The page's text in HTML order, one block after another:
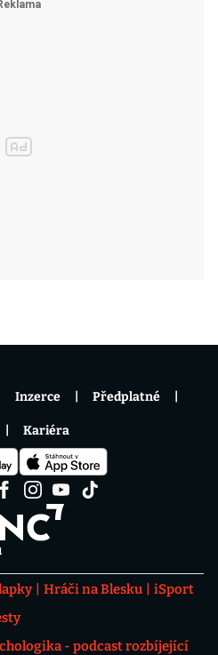
Hráči na Blesku
iSport
- podcast rozbíjející
Inzerce Předplatné
Kariéra